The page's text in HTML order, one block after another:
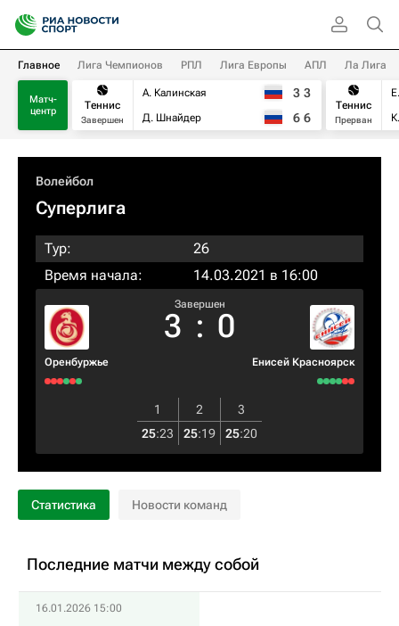
Главное Лига Чемпионов РПЛ Лига Европы АПЛ Ла Лига
Матч-
центр
Теннис
Завершен
А. Калинская
Д. Шнайдер
3 3
6 6
Теннис
Прерван
Волейбол
Суперлига
Тур:
26
Время начала:
14.03.2021 в 16:00
Оренбуржье
Завершен
3 : 0
Енисей Красноярск
1 2
3
25:23 25:19 25:20
Статистика Новости команд
Последние матчи между собой
16.01.2026 15:00